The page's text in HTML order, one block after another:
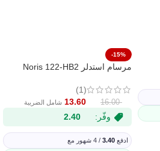
-15%
مرسام استدلر Noris 122-HB2
(1)
16.00
13.60 شامل الضريبة
وفّر: 2.40
ادفع 3.40 / 4 شهور مع